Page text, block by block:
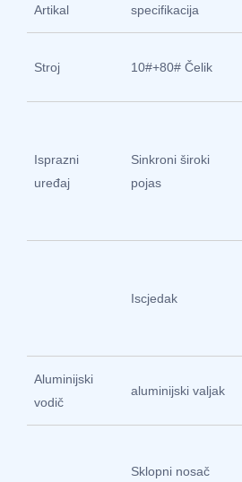
Artikal specifikacija
Stroj 10#+80# Čelik
Isprazni
uređaj
Sinkroni široki
pojas
Iscjedak
Aluminijski
vodič
aluminijski valjak
Sklopni nosač